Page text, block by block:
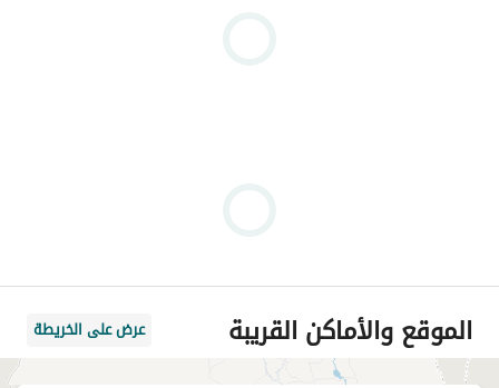
الموقع والأماكن القريبة عرض على الخريطة